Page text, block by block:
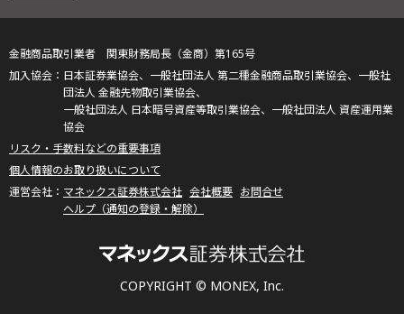
COPYRIGHT © MONEX, Inc.
金融商品取引業者 関東財務局長（金商）第165号
日本証券業協会、一般社団法人 第二種金融商品取引業協会、一般社
団法人 金融先物取引業協会、
一般社団法人 日本暗号資産等取引業協会、一般社団法人 資産運用業
協会
リスク・手数料などの重要事項
個人情報のお取り扱いについて
マネックス証券株式会社 会社概要 お問合せ
ヘルプ（通知の登録・解除）